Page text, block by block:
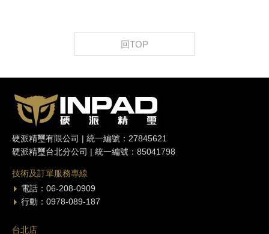
回TOP
硬派精璽有限公司 | 統一編號：27845621
硬派精璽台北分公司 | 統一編號：85041798
技術及訂單服務專線
電話：06-208-0909
行動：0978-089-187
台北店